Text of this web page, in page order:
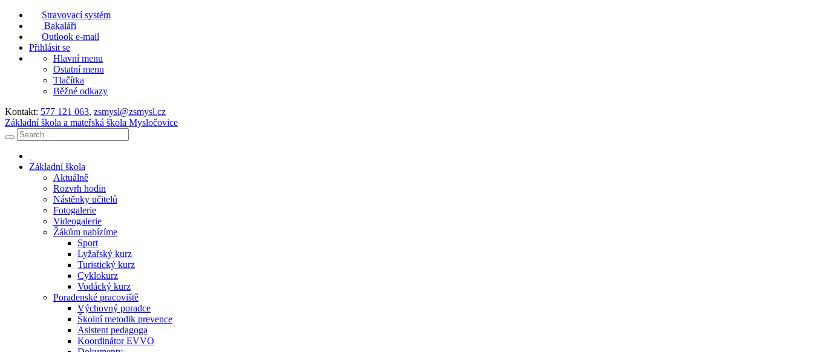
Stravovací systém
Bakaláři
Outlook e-mail
Přihlásit se
Hlavní menu
Ostatní menu
Tlačítka
Běžné odkazy
Kontakt: 577 121 063, zsmysl@zsmysl.cz
Základní škola a mateřská škola Mysločovice
Základní škola
Aktuálně
Rozvrh hodin
Nástěnky učitelů
Fotogalerie
Videogalerie
Žákům nabízíme
Sport
Lyžařský kurz
Turistický kurz
Cyklokurz
Vodácký kurz
Poradenské pracoviště
Výchovný poradce
Školní metodik prevence
Asistent pedagoga
Koordinátor EVVO